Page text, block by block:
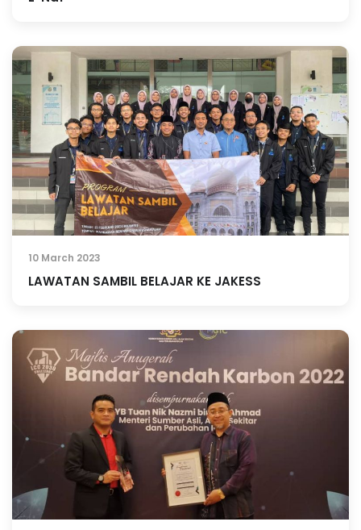
10 March 2023
LAWATAN SAMBIL BELAJAR KE JAKESS